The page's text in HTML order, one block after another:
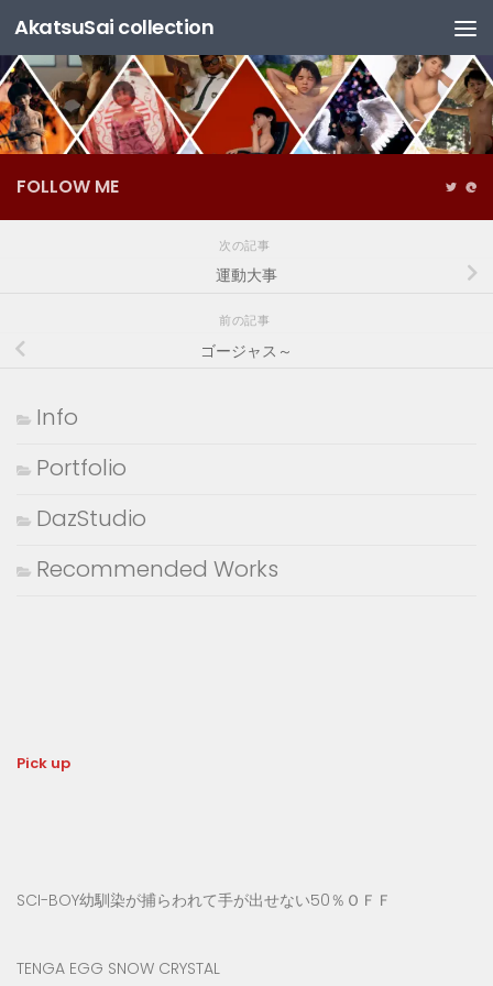
コンテンツへスキップ
AkatsuSai collection
FOLLOW ME
次の記事
運動大事
前の記事
ゴージャス～
Info
Portfolio
DazStudio
Recommended Works
Pick up
SCI-BOY幼馴染が捕らわれて手が出せない50％ＯＦＦ
TENGA EGG SNOW CRYSTAL